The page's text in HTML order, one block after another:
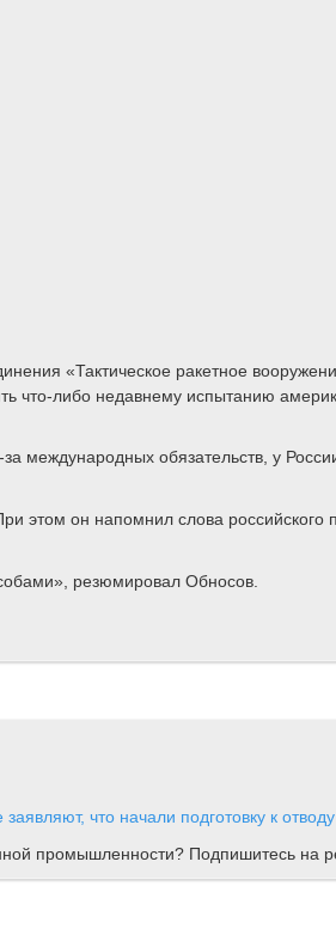
«Тактическое ракетное
что-либо недавнему испытанию
международных обязательств, у
этом он напомнил слова российского
резюмировал Обносов.
что начали подготовку к отводу
промышленности? Подпишитесь на